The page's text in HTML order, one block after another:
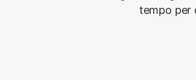
tempo per